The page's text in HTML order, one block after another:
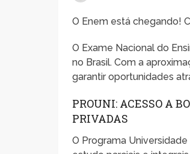
O Enem está chegando!
O Exame Nacional do
no Brasil. Com a
garantir oportunidades
PROUNI: ACESSO A
PRIVADAS
O Programa